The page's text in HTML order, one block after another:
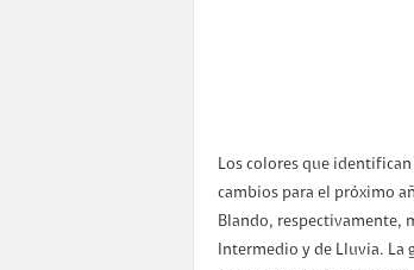
Los colores que
cambios para el próximo
Blando, respectivamente,
Intermedio y de Lluvia. La